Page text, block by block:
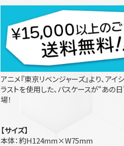
アニメ『東京リベンジャーズ』より、ア
ラストを使用した、パスケースが“あの
場！
【サイズ】
本体：約H124mm×W75mm